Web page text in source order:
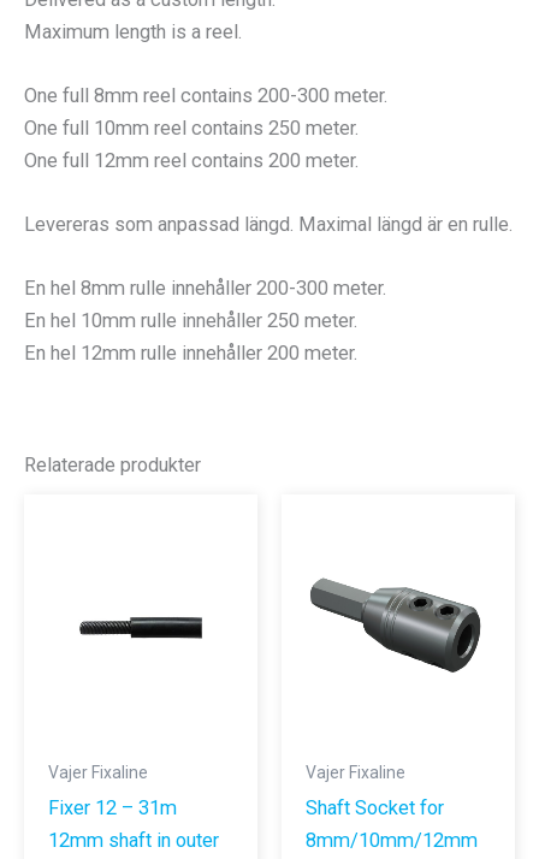
Maximum length is a reel.
One full 8mm reel contains 200-300 meter.
One full 10mm reel contains 250 meter.
One full 12mm reel contains 200 meter.
Levereras som anpassad längd. Maximal längd är en rulle.
En hel 8mm rulle innehåller 200-300 meter.
En hel 10mm rulle innehåller 250 meter.
En hel 12mm rulle innehåller 200 meter.
Relaterade produkter
Vajer Fixaline
Fixer 12 – 31m
12mm shaft in outer
Vajer Fixaline
Shaft Socket for
8mm/10mm/12mm